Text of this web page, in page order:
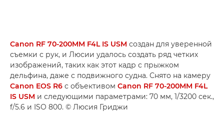
Canon RF 70-200MM F4L IS USM создан для уверенной
съемки с рук, и Люсии удалось создать ряд четких
изображений, таких как этот кадр с прыжком
дельфина, даже с подвижного судна. Снято на камеру
Canon EOS R6 с объективом Canon RF 70-200MM F4L
IS USM и следующими параметрами: 70 мм, 1/3200 сек.,
f/5.6 и ISO 800. © Люсия Гриджи